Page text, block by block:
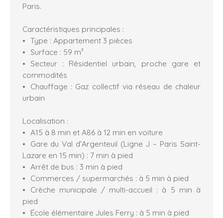
Paris.
Caractéristiques principales :
Type : Appartement 3 pièces
Surface : 59 m²
Secteur : Résidentiel urbain, proche gare et
commodités
Chauffage : Gaz collectif via réseau de chaleur
urbain
Localisation :
A15 à 8 min et A86 à 12 min en voiture
Gare du Val d’Argenteuil (Ligne J – Paris Saint-
Lazare en 15 min) : 7 min à pied
Arrêt de bus : 3 min à pied
Commerces / supermarchés : à 5 min à pied
Crèche municipale / multi-accueil : à 5 min à
pied
École élémentaire Jules Ferry : à 5 min à pied